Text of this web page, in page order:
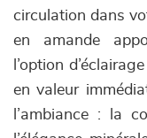
circulation dans
en amande
l’option
en valeur
l’ambiance : la